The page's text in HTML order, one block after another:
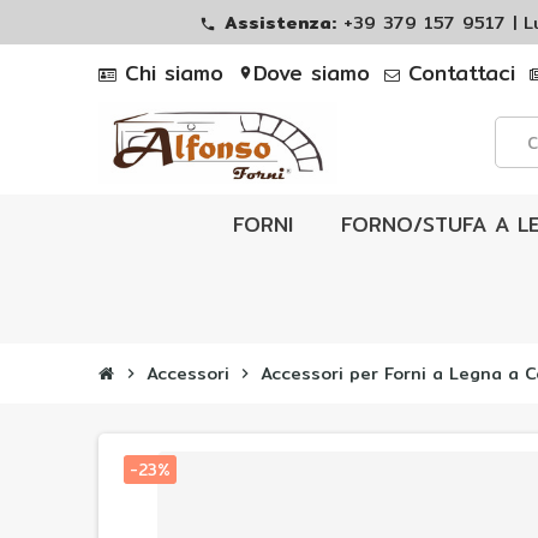
phone Assistenza:+39 379 157 9517 |
Chi siamo location_on Dove siamo Contattaci
FORNI FORNO/STUFA A
chevron_right Accessori chevron_right Accessori per Forni a Legna a
-23%